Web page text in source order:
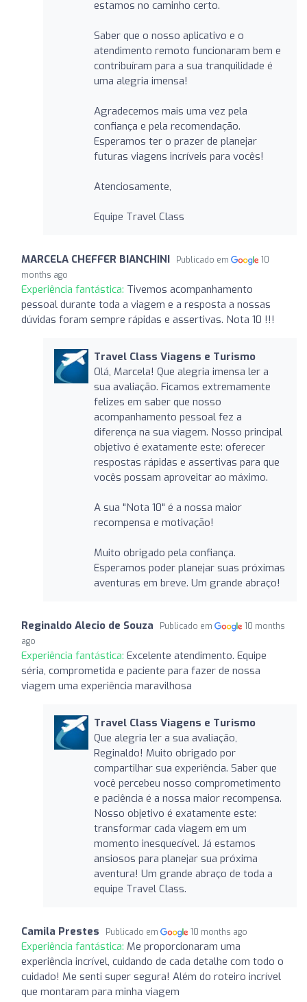
estamos no caminho certo.
Saber que o nosso aplicativo e o
atendimento remoto funcionaram bem e
contribuíram para a sua tranquilidade é
uma alegria imensa!
Agradecemos mais uma vez pela
confiança e pela recomendação.
Esperamos ter o prazer de planejar
futuras viagens incríveis para vocês!
Atenciosamente,
Equipe Travel Class
MARCELA CHEFFER BIANCHINI Publicado em
10
months ago
Experiência fantástica: Tivemos acompanhamento
pessoal durante toda a viagem e a resposta a nossas
dúvidas foram sempre rápidas e assertivas. Nota 10 !!!
Travel Class Viagens e Turismo
Olá, Marcela! Que alegria imensa ler a
sua avaliação. Ficamos extremamente
felizes em saber que nosso
acompanhamento pessoal fez a
diferença na sua viagem. Nosso principal
objetivo é exatamente este: oferecer
respostas rápidas e assertivas para que
vocês possam aproveitar ao máximo.
A sua "Nota 10" é a nossa maior
recompensa e motivação!
Muito obrigado pela confiança.
Esperamos poder planejar suas próximas
aventuras em breve. Um grande abraço!
Reginaldo Alecio de Souza Publicado em
10 months
ago
Experiência fantástica: Excelente atendimento. Equipe
séria, comprometida e paciente para fazer de nossa
viagem uma experiência maravilhosa
Travel Class Viagens e Turismo
Que alegria ler a sua avaliação,
Reginaldo! Muito obrigado por
compartilhar sua experiência. Saber que
você percebeu nosso comprometimento
e paciência é a nossa maior recompensa.
Nosso objetivo é exatamente este:
transformar cada viagem em um
momento inesquecível. Já estamos
ansiosos para planejar sua próxima
aventura! Um grande abraço de toda a
equipe Travel Class.
Camila Prestes Publicado em 10 months ago
Experiência fantástica: Me proporcionaram uma
experiência incrível, cuidando de cada detalhe com todo o
cuidado! Me senti super segura! Além do roteiro incrível
que montaram para minha viagem